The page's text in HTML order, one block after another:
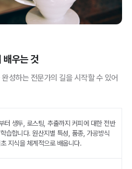
배우는 것
성하는 전문가의 길을 시작할 수 있어
터 생두, 로스팅, 추출까지 커피에 대한 전반
습합니다. 원산지별 특성, 품종, 가공방식
지식을 체계적으로 배웁니다.